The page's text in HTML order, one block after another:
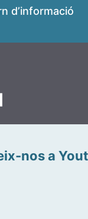
d’informació
nos a